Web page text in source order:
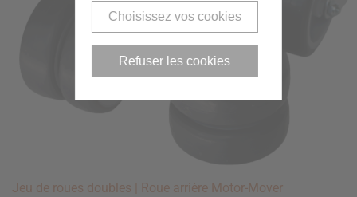
Jeu de roues doubles | Roue arrière Motor-Mover
Choisissez vos cookies
Refuser les cookies